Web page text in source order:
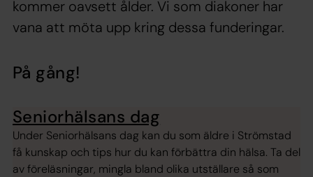
kommer oavsett ålder. Vi som diakoner har
vana att möta upp kring dessa funderingar.
På gång!
Seniorhälsans dag
Under Seniorhälsans dag kan du som äldre i Strömstad
få kunskap och tips hur du kan förbättra din hälsa. Ta del
av föreläsningar, mingla bland olika utställare så som